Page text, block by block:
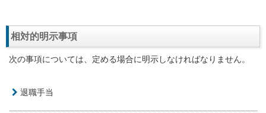
相対的明示事項
次の事項については、定める場合に明示しなければなりません。
退職手当